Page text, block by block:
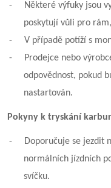
-
Některé výfuky jsou
poskytují vůli pro
-
V případě potíží s
-
Prodejce nebo
odpovědnost, pokud
nastartován.
Pokyny k tryskání
-
Doporučuje se jezdit
normálních jízdních
svíčku.